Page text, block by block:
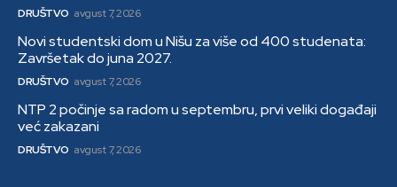
DRUŠTVO avgust 7, 2026
Novi studentski dom u Nišu za više od 400 studenata:
Završetak do juna 2027.
DRUŠTVO avgust 7, 2026
NTP 2 počinje sa radom u septembru, prvi veliki događaji
već zakazani
DRUŠTVO avgust 7, 2026